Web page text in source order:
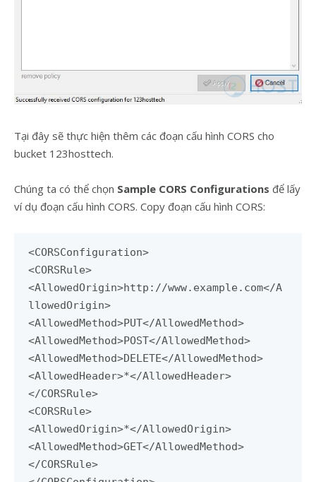
Tại đây sẽ thực hiện thêm các đoạn cấu hình CORS cho
bucket 123hosttech.
Chúng ta có thể chọn Sample CORS Configurations để lấy
ví dụ đoạn cấu hình CORS. Copy đoạn cấu hình CORS:
<CORSConfiguration>
<CORSRule>
<AllowedOrigin>http://www.example.com</A
llowedOrigin>
<AllowedMethod>PUT</AllowedMethod>
<AllowedMethod>POST</AllowedMethod>
<AllowedMethod>DELETE</AllowedMethod>
<AllowedHeader>*</AllowedHeader>
</CORSRule>
<CORSRule>
<AllowedOrigin>*</AllowedOrigin>
<AllowedMethod>GET</AllowedMethod>
</CORSRule>